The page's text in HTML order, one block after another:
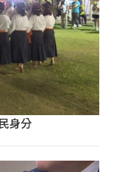
身分